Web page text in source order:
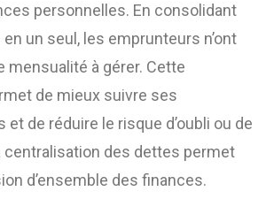
personnelles. En consolidant
un seul, les emprunteurs n’ont
mensualité à gérer. Cette
de mieux suivre ses
de réduire le risque d’oubli ou de
centralisation des dettes permet
d’ensemble des finances.